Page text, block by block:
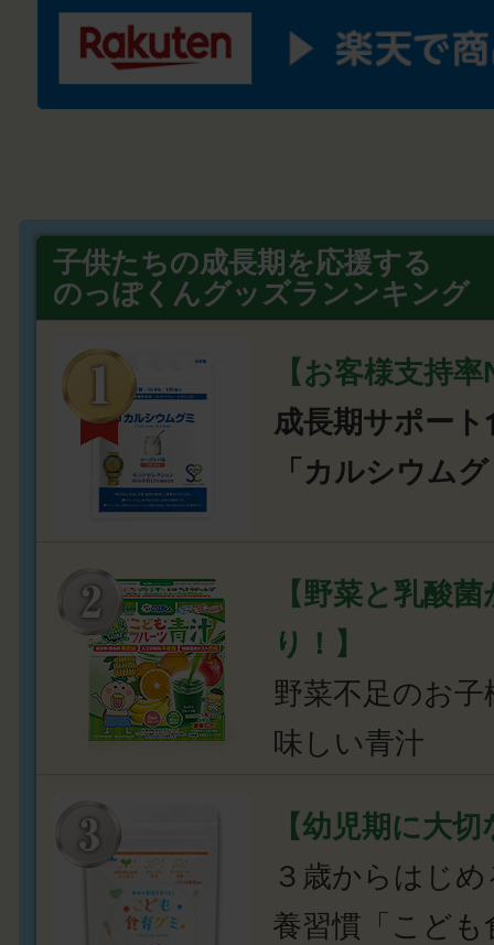
子供たちの成長期を応援する
のっぽくんグッズランンキング
【お客様支持
成長期サポート
「カルシウム
【野菜と乳酸
り！】
野菜不足のお
味しい青汁
【幼児期に大
３歳からはじ
養習慣「こども